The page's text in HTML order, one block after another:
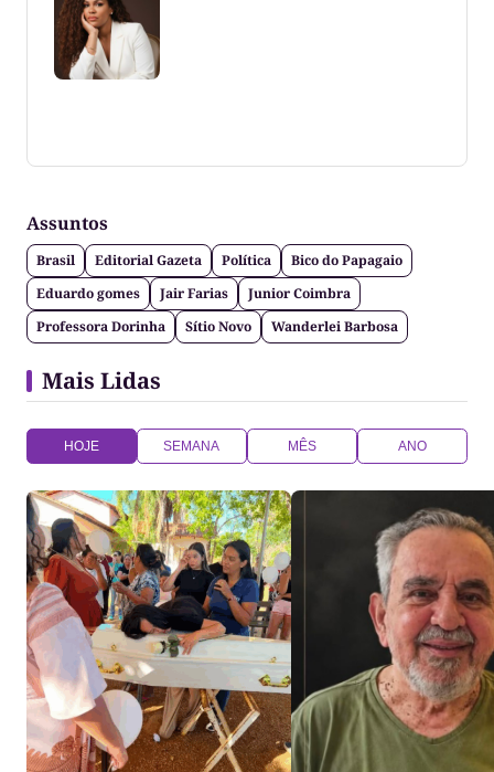
consultora de comunicação. CEO Editora-Chefe da
político e anti-fake!
Assuntos
Brasil Editorial Gazeta Política
Bico do Papagaio
Eduardo gomes
Jair Farias
Junior Coimbra
Professora Dorinha
Sítio Novo Wanderlei Barbosa
Mais Lidas
HOJE SEMANA MÊS ANO